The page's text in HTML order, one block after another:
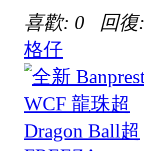
喜歡: 0 回復:
格仔